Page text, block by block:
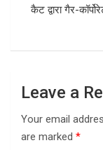
कैट द्वारा गैर-
Leave a
Your email
are marked *